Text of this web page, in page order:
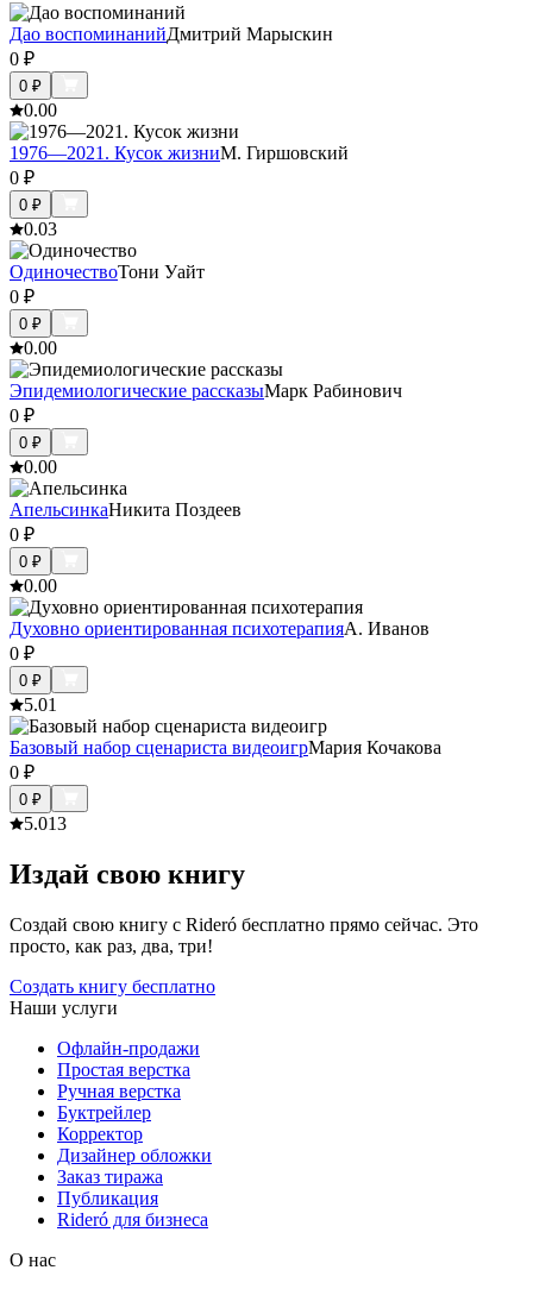
Дао воспоминанийДмитрий Марыскин
0 ₽
0 ₽
0.00
1976—2021. Кусок жизниМ. Гиршовский
0 ₽
0 ₽
0.03
ОдиночествоТони Уайт
0 ₽
0 ₽
0.00
Эпидемиологические рассказыМарк Рабинович
0 ₽
0 ₽
0.00
АпельсинкаНикита Поздеев
0 ₽
0 ₽
0.00
Духовно ориентированная психотерапияА. Иванов
0 ₽
0 ₽
5.01
Базовый набор сценариста видеоигрМария Кочакова
0 ₽
0 ₽
5.013
Издай свою книгу
Создай свою книгу с Rideró бесплатно прямо сейчас. Это
просто, как раз, два, три!
Создать книгу бесплатно
Наши услуги
Офлайн-продажи
Простая верстка
Ручная верстка
Буктрейлер
Корректор
Дизайнер обложки
Заказ тиража
Публикация
Rideró для бизнеса
О нас